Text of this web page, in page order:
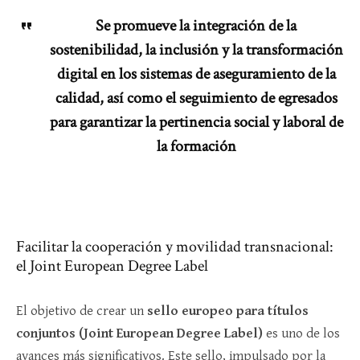
Se promueve la integración de la
sostenibilidad, la inclusión y la transformación
digital en los sistemas de aseguramiento de la
calidad, así como el seguimiento de egresados
para garantizar la pertinencia social y laboral de
la formación
Facilitar la cooperación y movilidad transnacional:
el Joint European Degree Label
El objetivo de crear un sello europeo para títulos
conjuntos (Joint European Degree Label) es uno de los
avances más significativos. Este sello, impulsado por la